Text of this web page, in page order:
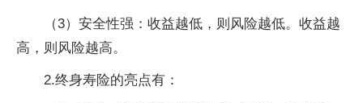
（3）安全性强：收益越低，则风险越低。收益越
高，则风险越高。
2.终身寿险的亮点有：